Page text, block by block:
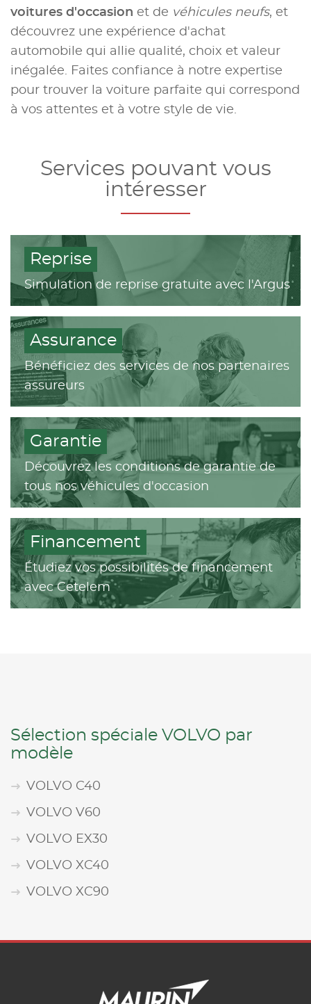
voitures d'occasion et de véhicules neufs, et
découvrez une expérience d'achat
automobile qui allie qualité, choix et valeur
inégalée. Faites confiance à notre expertise
pour trouver la voiture parfaite qui correspond
à vos attentes et à votre style de vie.
Services pouvant vous
intéresser
Reprise
Simulation de reprise gratuite avec l'Argus
Assurance
Bénéficiez des services de nos partenaires
assureurs
Garantie
Découvrez les conditions de garantie de
tous nos véhicules d'occasion
Financement
Étudiez vos possibilités de financement
avec Cetelem
Sélection spéciale VOLVO par
modèle
VOLVO C40
VOLVO V60
VOLVO EX30
VOLVO XC40
VOLVO XC90